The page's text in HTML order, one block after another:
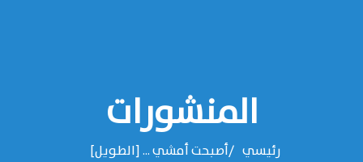
المنشورات
رئيسي أصبحت أمشي ... [الطويل]